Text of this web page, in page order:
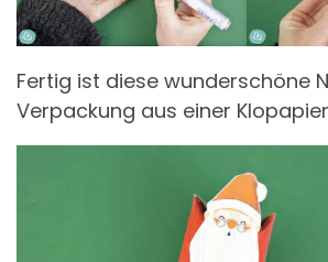
Fertig ist diese wunderschöne
Verpackung aus einer